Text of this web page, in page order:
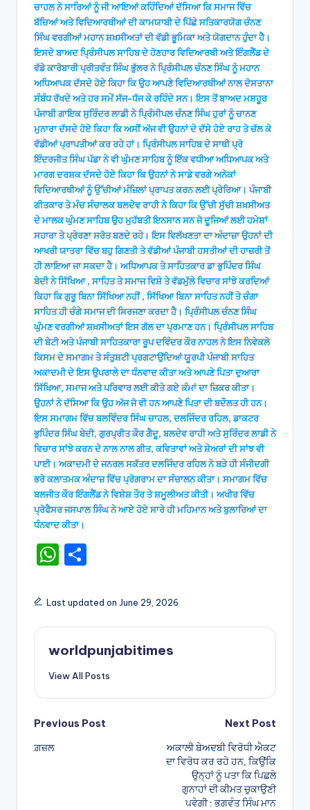
ਚਾਹਲ ਨੇ ਸਾਰਿਆਂ ਨੂੰ ਜੀ ਆਇਆਂ ਕਹਿੰਦਿਆਂ ਦੱਸਿਆ ਕਿ ਸਮਾਜ ਵਿੱਚ
ਬੱਚਿਆਂ ਅਤੇ ਵਿਦਿਆਰਥੀਆਂ ਦੀ ਕਾਮਯਾਬੀ ਦੇ ਪਿੱਛੇ ਸਤਿਕਾਰਯੋਗ ਚੰਨਣ
ਸਿੰਘ ਵਰਗੀਆਂ ਮਹਾਨ ਸ਼ਖ਼ਸੀਅਤਾਂ ਦੀ ਵੱਡੀ ਭੂਮਿਕਾ ਅਤੇ ਯੋਗਦਾਨ ਹੁੰਦਾ ਹੈ।
ਇਸਦੇ ਬਾਅਦ ਪ੍ਰਿੰਸੀਪਲ ਸਾਹਿਬ ਦੇ ਹੋਣਹਾਰ ਵਿਦਿਆਰਥੀ ਅਤੇ ਇੰਗਲੈਂਡ ਦੇ
ਵੱਡੇ ਕਾਰੋਬਾਰੀ ਪ੍ਰੀਤਵੰਤ ਸਿੰਘ ਭੁੱਲਰ ਨੇ ਪ੍ਰਿੰਸੀਪਲ ਚੰਨਣ ਸਿੰਘ ਨੂੰ ਮਹਾਨ
ਅਧਿਆਪਕ ਦੱਸਦੇ ਹੋਏ ਕਿਹਾ ਕਿ ਉਹ ਆਪਣੇ ਵਿਦਿਆਰਥੀਆਂ ਨਾਲ ਦੋਸਤਾਨਾ
ਸੰਬੰਧ ਰੱਖਦੇ ਅਤੇ ਹਰ ਸਮੇਂ ਸੱਜ-ਧੱਜ ਕੇ ਰਹਿੰਦੇ ਸਨ। ਇਸ ਤੋਂ ਬਾਅਦ ਮਸ਼ਹੂਰ
ਪੰਜਾਬੀ ਗਾਇਕ ਸੁਰਿੰਦਰ ਲਾਡੀ ਨੇ ਪ੍ਰਿੰਸੀਪਲ ਚੰਨਣ ਸਿੰਘ ਹੁਰਾਂ ਨੂੰ ਚਾਨਣ
ਮੁਨਾਰਾ ਦੱਸਦੇ ਹੋਏ ਕਿਹਾ ਕਿ ਅਸੀਂ ਅੱਜ ਵੀ ਉਹਨਾਂ ਦੇ ਦੱਸੇ ਹੋਏ ਰਾਹ ਤੇ ਚੱਲ ਕੇ
ਵੱਡੀਆਂ ਪ੍ਰਾਪਤੀਆਂ ਕਰ ਰਹੇ ਹਾਂ। ਪ੍ਰਿੰਸੀਪਲ ਸਾਹਿਬ ਦੇ ਸਾਥੀ ਪ੍ਰੋ
ਇੰਦਰਜੀਤ ਸਿੰਘ ਪੱਡਾ ਨੇ ਵੀ ਘੁੰਮਣ ਸਾਹਿਬ ਨੂੰ ਇੱਕ ਵਧੀਆ ਅਧਿਆਪਕ ਅਤੇ
ਮਾਰਗ ਦਰਸ਼ਕ ਦੱਸਦੇ ਹੋਏ ਕਿਹਾ ਕਿ ਉਹਨਾਂ ਨੇ ਸਾਡੇ ਵਰਗੇ ਅਨੇਕਾਂ
ਵਿਦਿਆਰਥੀਆਂ ਨੂੰ ਉੱਚੀਆਂ ਮੰਜ਼ਿਲਾਂ ਪ੍ਰਾਪਤ ਕਰਨ ਲਈ ਪ੍ਰੇਰਿਆ। ਪੰਜਾਬੀ
ਗੀਤਕਾਰ ਤੇ ਮੰਚ ਸੰਚਾਲਕ ਬਲਦੇਵ ਰਾਹੀ ਨੇ ਕਿਹਾ ਕਿ ਉੱਚੀ ਸੁੱਚੀ ਸ਼ਖ਼ਸੀਅਤ
ਦੇ ਮਾਲਕ ਘੁੰਮਣ ਸਾਹਿਬ ਉਹ ਮੁਹੱਬਤੀ ਇਨਸਾਨ ਸਨ ਜੋ ਦੂਜਿਆਂ ਲਈ ਹਮੇਸ਼ਾਂ
ਸਹਾਰਾ ਤੇ ਪ੍ਰੇਰਣਾ ਸਰੋਤ ਬਣਦੇ ਰਹੇ। ਇਸ ਵਿਲੱਖਣਤਾ ਦਾ ਅੰਦਾਜ਼ਾ ਉਹਨਾਂ ਦੀ
ਆਖਰੀ ਯਾਤਰਾ ਵਿੱਚ ਬਹੁ ਗਿਣਤੀ ਤੇ ਵੱਡੀਆਂ ਪੰਜਾਬੀ ਹਸਤੀਆਂ ਦੀ ਹਾਜ਼ਰੀ ਤੋਂ
ਹੀ ਲਾਇਆ ਜਾ ਸਕਦਾ ਹੈ। ਅਧਿਆਪਕ ਤੇ ਸਾਹਿਤਕਾਰ ਡਾ ਭੁਪਿੰਦਰ ਸਿੰਘ
ਬੇਦੀ ਨੇ ਸਿੱਖਿਆ , ਸਾਹਿਤ ਤੇ ਸਮਾਜ ਵਿਸ਼ੇ ਤੇ ਵੱਡਮੁੱਲੇ ਵਿਚਾਰ ਸਾਂਝੇ ਕਰਦਿਆਂ
ਕਿਹਾ ਕਿ ਗੁਰੂ ਬਿਨਾ ਸਿੱਖਿਆ ਨਹੀਂ , ਸਿੱਖਿਆ ਬਿਨਾ ਸਾਹਿਤ ਨਹੀਂ ਤੇ ਚੰਗਾ
ਸਾਹਿਤ ਹੀ ਚੰਗੇ ਸਮਾਜ ਦੀ ਸਿਰਜਣਾ ਕਰਦਾ ਹੈ। ਪ੍ਰਿੰਸੀਪਲ ਚੰਨਣ ਸਿੰਘ
ਘੁੰਮਣ ਵਰਗੀਆਂ ਸ਼ਖ਼ਸੀਅਤਾਂ ਇਸ ਗੱਲ ਦਾ ਪ੍ਰਮਾਣ ਹਨ। ਪ੍ਰਿੰਸੀਪਲ ਸਾਹਿਬ
ਦੀ ਬੇਟੀ ਅਤੇ ਪੰਜਾਬੀ ਸਾਹਿਤਕਾਰਾ ਰੂਪ ਦਵਿੰਦਰ ਕੌਰ ਨਾਹਲ ਨੇ ਇਸ ਨਿਵੇਕਲੇ
ਕਿਸਮ ਦੇ ਸਮਾਗਮ ਤੇ ਸੰਤੁਸ਼ਟੀ ਪ੍ਰਗਟਾਉਂਦਿਆਂ ਯੂਰਪੀ ਪੰਜਾਬੀ ਸਾਹਿਤ
ਅਕਾਦਮੀ ਦੇ ਇਸ ਉਪਰਾਲੇ ਦਾ ਧੰਨਵਾਦ ਕੀਤਾ ਅਤੇ ਆਪਣੇ ਪਿਤਾ ਦੁਆਰਾ
ਸਿੱਖਿਆ, ਸਮਾਜ ਅਤੇ ਪਰਿਵਾਰ ਲਈ ਕੀਤੇ ਗਏ ਕੰਮਾਂ ਦਾ ਜ਼ਿਕਰ ਕੀਤਾ।
ਉਹਨਾਂ ਨੇ ਦੱਸਿਆ ਕਿ ਉਹ ਅੱਜ ਜੋ ਵੀ ਹਨ ਆਪਣੇ ਪਿਤਾ ਦੀ ਬਦੌਲਤ ਹੀ ਹਨ।
ਇਸ ਸਮਾਗਮ ਵਿੱਚ ਬਲਵਿੰਦਰ ਸਿੰਘ ਚਾਹਲ, ਦਲਜਿੰਦਰ ਰਹਿਲ, ਡਾਕਟਰ
ਭੁਪਿੰਦਰ ਸਿੰਘ ਬੇਦੀ, ਗੁਰਪ੍ਰੀਤ ਕੌਰ ਗੈਦੂ, ਬਲਦੇਵ ਰਾਹੀ ਅਤੇ ਸੁਰਿੰਦਰ ਲਾਡੀ ਨੇ
ਵਿਚਾਰ ਸਾਂਝੇ ਕਰਨ ਦੇ ਨਾਲ ਨਾਲ ਗੀਤ, ਕਵਿਤਾਵਾਂ ਅਤੇ ਸ਼ੇਅਰਾਂ ਦੀ ਸਾਂਝ ਵੀ
ਪਾਈ। ਅਕਾਦਮੀ ਦੇ ਜਨਰਲ ਸਕੱਤਰ ਦਲਜਿੰਦਰ ਰਹਿਲ ਨੇ ਬੜੇ ਹੀ ਸੰਜੀਦਗੀ
ਭਰੇ ਕਲਾਤਮਕ ਅੰਦਾਜ਼ ਵਿੱਚ ਪ੍ਰੋਗਰਾਮ ਦਾ ਸੰਚਾਲਨ ਕੀਤਾ। ਸਮਾਗਮ ਵਿੱਚ
ਬਲਜੀਤ ਕੌਰ ਇੰਗਲੈਂਡ ਨੇ ਵਿਸ਼ੇਸ਼ ਤੌਰ ਤੇ ਸ਼ਮੂਲੀਅਤ ਕੀਤੀ। ਅਖੀਰ ਵਿੱਚ
ਪ੍ਰੋਫੈਸਰ ਜਸਪਾਲ ਸਿੰਘ ਨੇ ਆਏ ਹੋਏ ਸਾਰੇ ਹੀ ਮਹਿਮਾਨ ਅਤੇ ਬੁਲਾਰਿਆਂ ਦਾ
ਧੰਨਵਾਦ ਕੀਤਾ।
W
a
ts
A
p
ar
e
Last updated on June 29, 2026
worldpunjabitimes
View All Posts
Post
navigation
Previous Post
ਗ਼ਜ਼ਲ
Next Post
ਅਕਾਲੀ ਬੇਅਦਬੀ ਵਿਰੋਧੀ ਐਕਟ
ਦਾ ਵਿਰੋਧ ਕਰ ਰਹੇ ਹਨ, ਕਿਉਂਕਿ
ਉਨ੍ਹਾਂ ਨੂੰ ਪਤਾ ਕਿ ਪਿਛਲੇ
ਗੁਨਾਹਾਂ ਦੀ ਕੀਮਤ ਚੁਕਾਉਣੀ
ਪਵੇਗੀ : ਭਗਵੰਤ ਸਿੰਘ ਮਾਨ